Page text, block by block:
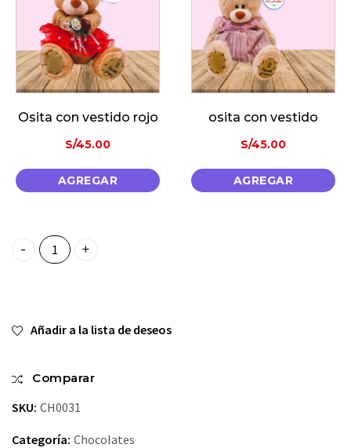
rojo osita con vestido
AGREGAR
Ferrero Rocher Rectangular quantity
Añadir a la lista de deseos
Comparar
SKU: CH0031
Categoría: Chocolates